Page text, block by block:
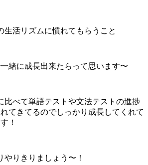
生活リズムに慣れてもらうこと
緒に成長出来たらって思います〜
比べて単語テストや文法テストの進捗
てきてるのでしっかり成長してくれて
！
やりきりましょう〜！